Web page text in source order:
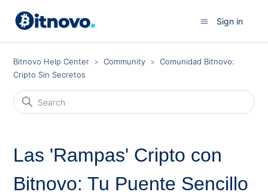
Sign in
Bitnovo Help Center Community
Comunidad Bitnovo:
Cripto Sin Secretos
Las 'Rampas' Cripto con
Bitnovo: Tu Puente Sencillo